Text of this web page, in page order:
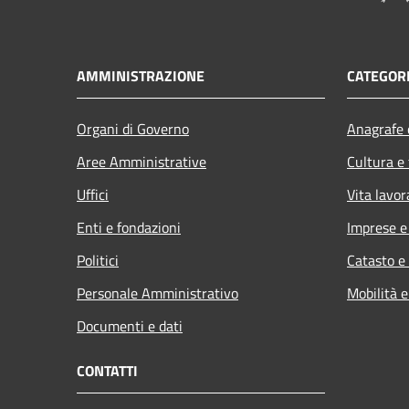
AMMINISTRAZIONE
Organi di Governo
Aree Amministrative
Uffici
Enti e fondazioni
Politici
Personale Amministrativo
Documenti e dati
Cultura
Vita
Imprese
Catasto
Mobilità
CONTATTI